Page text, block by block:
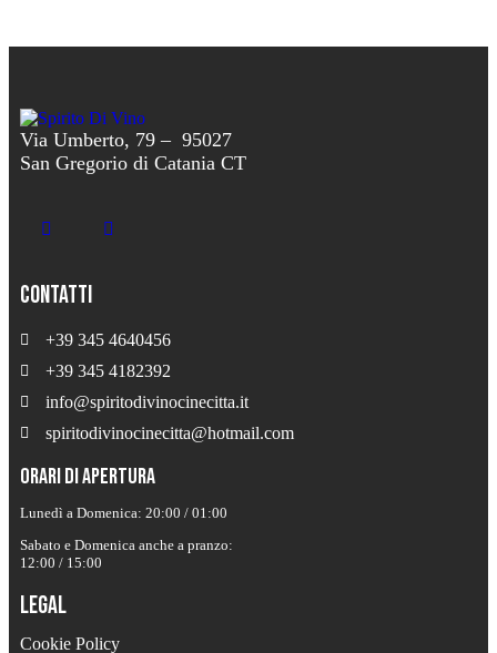
Via Umberto, 79 – 95027
San Gregorio di Catania CT
Contatti
+39 345 4640456
+39 345 4182392
info@spiritodivinocinecitta.it
spiritodivinocinecitta@hotmail.com
Orari di apertura
Lunedì a Domenica: 20:00 / 01:00
Sabato e Domenica anche a pranzo:
12:00 / 15:00
Legal
Cookie Policy